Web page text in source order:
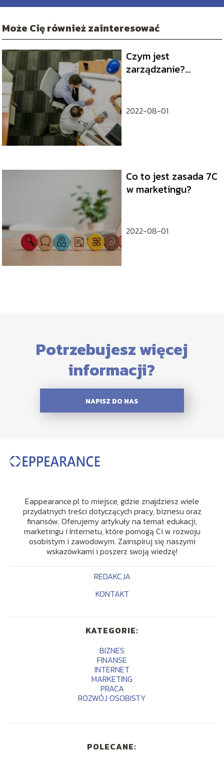
Może Cię również zainteresować
Czym jest
zarządzanie?
2022-08-01
Co to jest zasada 7C
w marketingu?
2022-08-01
Potrzebujesz więcej
informacji?
NAPISZ DO NAS
Eappearance.pl to miejsce, gdzie znajdziesz wiele
przydatnych treści dotyczących pracy, biznesu oraz
finansów. Oferujemy artykuły na temat edukacji,
marketingu i Internetu, które pomogą Ci w rozwoju
osobistym i zawodowym. Zainspiruj się naszymi
wskazówkami i poszerz swoją wiedzę!
REDAKCJA
KONTAKT
KATEGORIE:
BIZNES
FINANSE
INTERNET
MARKETING
PRACA
ROZWÓJ OSOBISTY
POLECANE: